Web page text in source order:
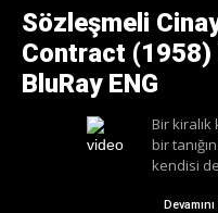
Sözleşmeli
Contract (1958)
BluRay ENG
Bir
bir
kendisi